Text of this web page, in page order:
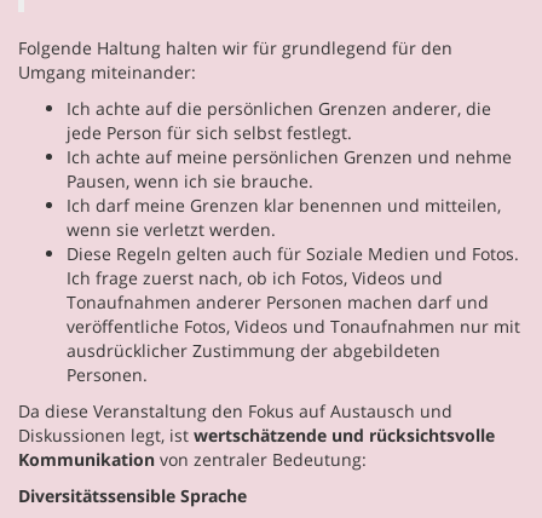
Folgende Haltung halten wir für grundlegend für den
Umgang miteinander:
Ich achte auf die persönlichen Grenzen anderer, die
jede Person für sich selbst festlegt.
Ich achte auf meine persönlichen Grenzen und nehme
Pausen, wenn ich sie brauche.
Ich darf meine Grenzen klar benennen und mitteilen,
wenn sie verletzt werden.
Diese Regeln gelten auch für Soziale Medien und Fotos.
Ich frage zuerst nach, ob ich Fotos, Videos und
Tonaufnahmen anderer Personen machen darf und
veröffentliche Fotos, Videos und Tonaufnahmen nur mit
ausdrücklicher Zustimmung der abgebildeten
Personen.
Da diese Veranstaltung den Fokus auf Austausch und
Diskussionen legt, ist wertschätzende und rücksichtsvolle
Kommunikation von zentraler Bedeutung:
Diversitätssensible Sprache